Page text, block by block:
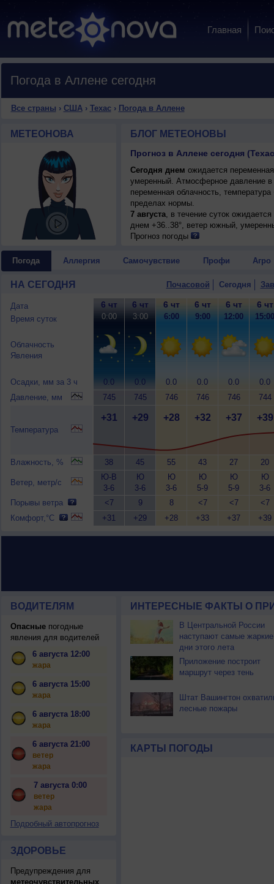
Главная
Погода в Аллене сегодня
Все страны › США› Техас› Погода в Аллене
МЕТЕОНОВА БЛОГ МЕТЕОНОВЫ
Прогноз в Аллене сегодня
Сегодня днем ожидается
умеренный. Атмосферное давление
переменная облачность,
пределах нормы.
7 августа, в течение суток
днем +36..38°, ветер южный,
Прогноз погоды
Погода Аллергия Самочувствие Профи Агро
НА СЕГОДНЯ Почасовой Сегодня
Дата
Время суток
Облачность
Явления
Осадки, мм за 3 ч
Давление, мм
Температура
Влажность, %
Ветер, метр/с
Порывы ветра
Комфорт,°C
6 чт
0:00
0.0
745
+31
38
Ю-В
3-6
<7
+31
6 чт
3:00
0.0
745
+29
45
Ю
3-6
9
+29
6 чт
6:00
0.0
746
+28
55
Ю
3-6
8
+28
6 чт
9:00
0.0
746
+32
43
Ю
5-9
<7
+33
6 чт
12:00
0.0
746
+37
27
Ю
5-9
<7
+37
6 чт
15:00
0.0
744
+39
20
Ю
3-6
<7
+39
ВОДИТЕЛЯМ
Опасныепогодные
явления для водителей
6 августа 12:00
жара
6 августа 15:00
жара
6 августа 18:00
жара
6 августа 21:00
ветер
жара
7 августа 0:00
ветер
жара
Подробный автопрогноз
ЗДОРОВЬЕ
Предупреждения для
метеочувствительных
ИНТЕРЕСНЫЕ ФАКТЫ О
В Центральной России
наступают самые жаркие
дни этого лета
Приложение построит
маршрут через тень
Штат Вашингтон
лесные пожары
КАРТЫ ПОГОДЫ